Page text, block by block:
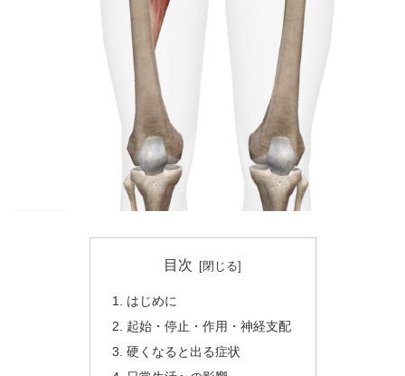
目次
はじめに
起始・停止・作用・神経支配
硬くなると出る症状